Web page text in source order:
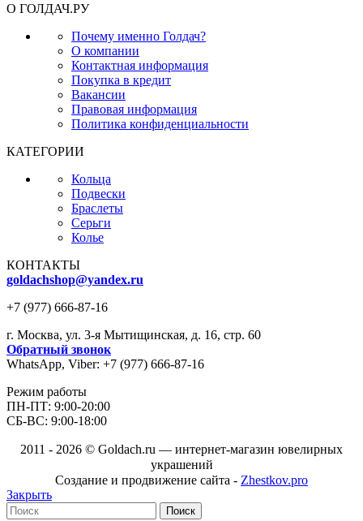
О ГОЛДАЧ.РУ
Почему именно Голдач?
О компании
Контактная информация
Покупка в кредит
Вакансии
Правовая информация
Политика конфиденциальности
КАТЕГОРИИ
Кольца
Подвески
Браслеты
Серьги
Колье
КОНТАКТЫ
goldachshop@yandex.ru
+7 (977) 666-87-16
г. Москва, ул. 3-я Мытищинская, д. 16, стр. 60
Обратный звонок
WhatsApp, Viber: +7 (977) 666-87-16
Режим работы
ПН-ПТ: 9:00-20:00
СБ-ВС: 9:00-18:00
2011 - 2026 © Goldach.ru — интернет-магазин ювелирных
украшений
Создание и продвижение сайта - Zhestkov.pro
Закрыть
Поиск